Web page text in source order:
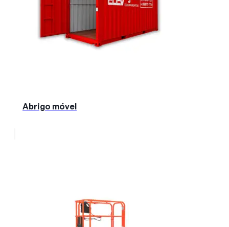
Abrigo móvel